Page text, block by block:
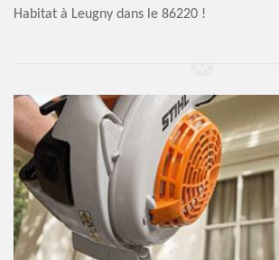
Habitat à Leugny dans le 86220 !